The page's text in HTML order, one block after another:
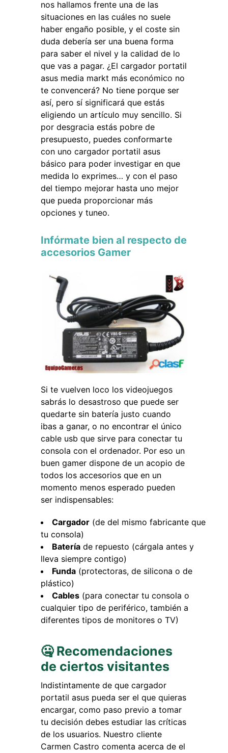
nos hallamos frente una de las
situaciones en las cuáles no suele
haber engaño posible, y el coste sin
duda debería ser una buena forma
para saber el nivel y la calidad de lo
que vas a pagar. ¿El cargador portatil
asus media markt más económico no
te convencerá? No tiene porque ser
así, pero sí significará que estás
eligiendo un artículo muy sencillo. Si
por desgracia estás pobre de
presupuesto, puedes conformarte
con uno cargador portatil asus
básico para poder investigar en que
medida lo exprimes… y con el paso
del tiempo mejorar hasta uno mejor
que pueda proporcionar más
opciones y tuneo.
Infórmate bien al respecto de
accesorios Gamer
Si te vuelven loco los videojuegos
sabrás lo desastroso que puede ser
quedarte sin batería justo cuando
ibas a ganar, o no encontrar el único
cable usb que sirve para conectar tu
consola con el ordenador. Por eso un
buen gamer dispone de un acopio de
todos los accesorios que en un
momento menos esperado pueden
ser indispensables:
Cargador (de del mismo fabricante que
tu consola)
Batería de repuesto (cárgala antes y
lleva siempre contigo)
Funda (protectoras, de silicona o de
plástico)
Cables (para conectar tu consola o
cualquier tipo de periférico, también a
diferentes tipos de monitores o TV)
🤐 Recomendaciones
de ciertos visitantes
Indistintamente de que cargador
portatil asus pueda ser el que quieras
encargar, como paso previo a tomar
tu decisión debes estudiar las críticas
de los usuarios. Nuestro cliente
Carmen Castro comenta acerca de el